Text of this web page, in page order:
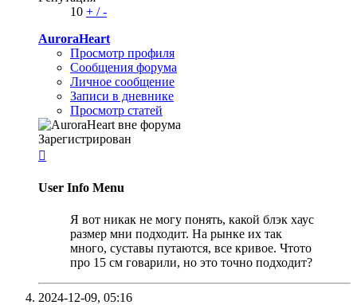
10 + /-
AuroraHeart
Просмотр профиля
Сообщения форума
Личное сообщение
Записи в дневнике
Просмотр статей
Зарегистрирован

User Info Menu
Я вот никак не могу понять, какой блэк хаус
размер мни подходит. На рынке их так
много, суставы путаются, все кривое. Чтото
про 15 см говарили, но это точно подходит?
2024-12-09, 05:16